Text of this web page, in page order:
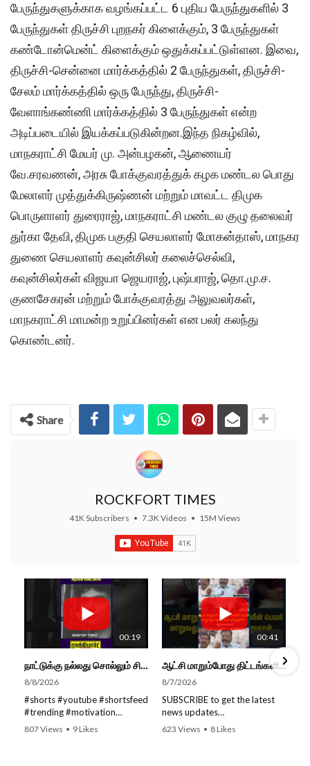
பேருந்துகளுக்காக வழங்கப்பட்ட 6 புதிய பேருந்துகளில் 3
பேருந்துகள் திருச்சி புறநகர் கிளைக்கும், 3 பேருந்துகள்
கண்டோன்மென்ட் கிளைக்கும் ஒதுக்கப்பட்டுள்ளன. இவை,
திருச்சி-சென்னை மார்க்கத்தில் 2 பேருந்துகள், திருச்சி-
சேலம் மார்க்கத்தில் ஒரு பேருந்து, திருச்சி-
வேளாங்கண்ணி மார்க்கத்தில் 3 பேருந்துகள் என்ற
அடிப்படையில் இயக்கப்படுகின்றன.இந்த நிகழ்வில்,
மாநகராட்சி மேயர் மு. அன்பழகன், ஆணையர்
வே.சரவணன், அரசு போக்குவரத்துக் கழக மண்டல பொது
மேலாளர் முத்துக்கிருஷ்ணன் மற்றும் மாவட்ட திமுக
பொருளாளர் துரைராஜ், மாநகராட்சி மண்டல குழு தலைவர்
துர்கா தேவி, திமுக பகுதி செயலாளர் மோகன்தாஸ், மாநகர
துணை செயலாளர் கவுன்சிலர் கலைச்செல்வி,
கவுன்சிலர்கள் விஜயா ஜெயராஜ், புஷ்பராஜ், தொ.மு.ச.
குணசேகரன் மற்றும் போக்குவரத்து அலுவலர்கள்,
மாநகராட்சி மாமன்ற உறுப்பினர்கள் என பலர் கலந்து
கொண்டனர்.
Share
ROCKFORT TIMES
41K Subscribers • 7.3K Videos • 15M Views
00:19
நாட்டுக்கு நல்லது சொல்லும் சிறப்பான மேடைப்பேச்சு... #shorts #subscribe #video
8/8/2026
#shorts #youtube #shortsfeed
#trending #motivation
#nowtrending #subscribe
807 Views • 9 Likes
00:41
ஆட்சி மாறும்போது திட்டங்களின் பெயர் மாறுவது வழக்கமான ஒன்று தான்... திருமாவளவன்
8/7/2026
SUBSCRIBE to get the latest
news updates
ROCKFORT TIMES for NEW
623 Views • 8 Likes